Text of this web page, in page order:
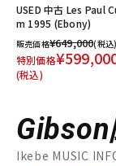
USED 中古 Les Paul
m 1995 (Ebony)
販売価格¥649,000(税込)
特別価格
(税込)
Ikebe MUSIC